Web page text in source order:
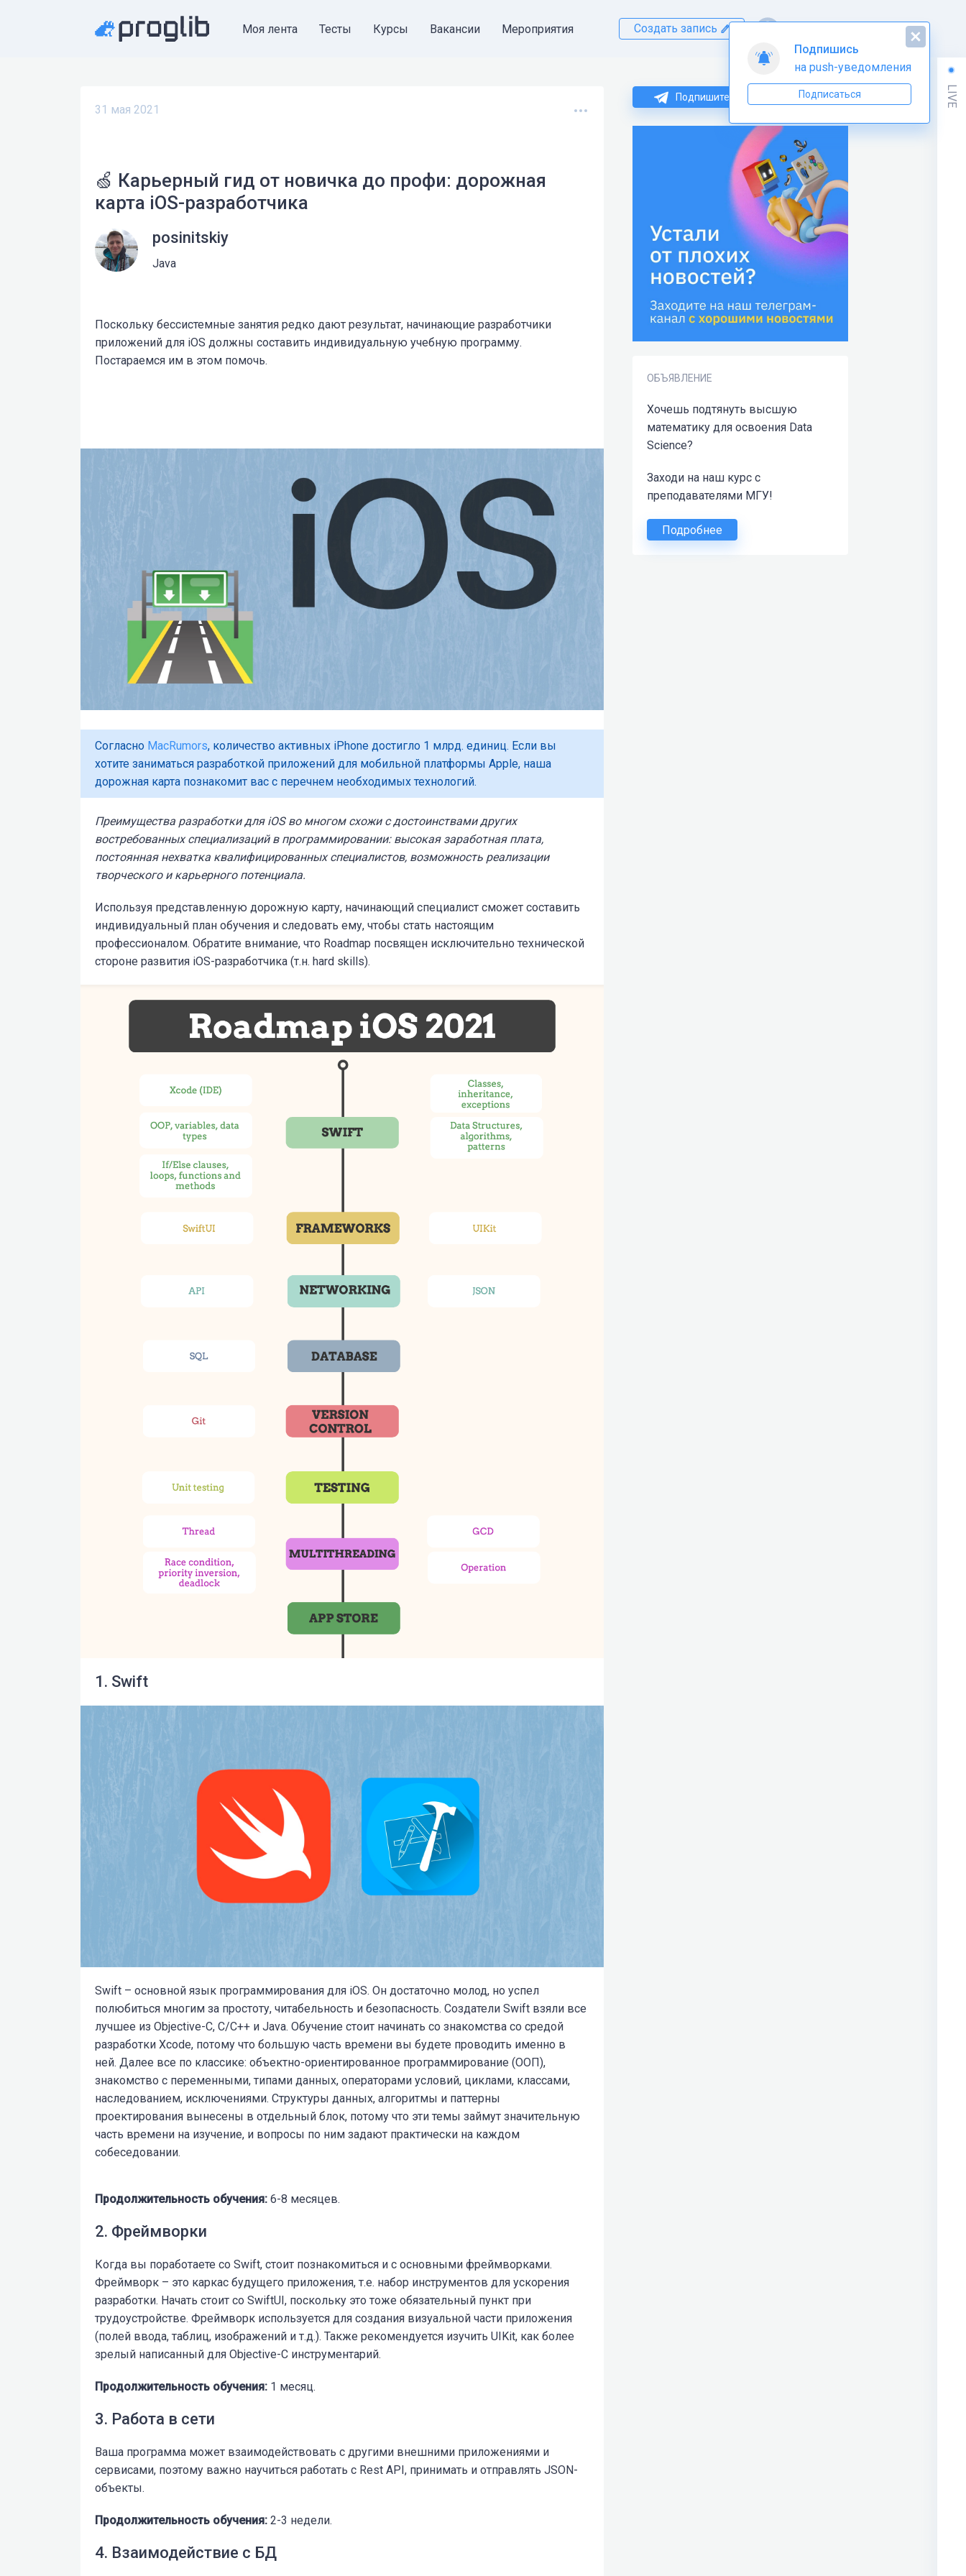
Моя лента Тесты Курсы Вакансии Мероприятия Создать запись
Подпишитесь на нас в Telegram
ОБЪЯВЛЕНИЕ
Хочешь подтянуть высшую
математику для освоения Data
Science?
Заходи на наш курс с
преподавателями МГУ!
Подробнее
31 мая 2021
🍏 Карьерный гид от новичка до профи: дорожная
карта iOS-разработчика
posinitskiy
Java
Поскольку бессистемные занятия редко дают результат, начинающие разработчики
приложений для iOS должны составить индивидуальную учебную программу.
Постараемся им в этом помочь.
Согласно MacRumors, количество активных iPhone достигло 1 млрд. единиц. Если вы
хотите заниматься разработкой приложений для мобильной платформы Apple, наша
дорожная карта познакомит вас с перечнем необходимых технологий.
Преимущества разработки для iOS во многом схожи с достоинствами других
востребованных специализаций в программировании: высокая заработная плата,
постоянная нехватка квалифицированных специалистов, возможность реализации
творческого и карьерного потенциала.
Используя представленную дорожную карту, начинающий специалист сможет составить
индивидуальный план обучения и следовать ему, чтобы стать настоящим
профессионалом. Обратите внимание, что Roadmap посвящен исключительно технической
стороне развития iOS-разработчика (т.н. hard skills).
1. Swift
Swift – основной язык программирования для iOS. Он достаточно молод, но успел
полюбиться многим за простоту, читабельность и безопасность. Создатели Swift взяли все
лучшее из Objective-C, C/C++ и Java. Обучение стоит начинать со знакомства со средой
разработки Xcode, потому что большую часть времени вы будете проводить именно в
ней. Далее все по классике: объектно-ориентированное программирование (ООП),
знакомство с переменными, типами данных, операторами условий, циклами, классами,
наследованием, исключениями. Структуры данных, алгоритмы и паттерны
проектирования вынесены в отдельный блок, потому что эти темы займут значительную
часть времени на изучение, и вопросы по ним задают практически на каждом
собеседовании.
Продолжительность обучения: 6-8 месяцев.
2. Фреймворки
Когда вы поработаете со Swift, стоит познакомиться и с основными фреймворками.
Фреймворк – это каркас будущего приложения, т.е. набор инструментов для ускорения
разработки. Начать стоит со SwiftUI, поскольку это тоже обязательный пункт при
трудоустройстве. Фреймворк используется для создания визуальной части приложения
(полей ввода, таблиц, изображений и т.д.). Также рекомендуется изучить UIKit, как более
зрелый написанный для Objective-C инструментарий.
Продолжительность обучения: 1 месяц.
3. Работа в сети
Ваша программа может взаимодействовать с другими внешними приложениями и
сервисами, поэтому важно научиться работать с Rest API, принимать и отправлять JSON-
объекты.
Продолжительность обучения: 2-3 недели.
4. Взаимодействие с БД
LIVE
Подпишись
на push-уведомления
Подписаться